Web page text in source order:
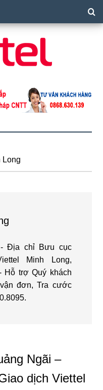
Long
- Địa chỉ Bưu cục
Minh Long,
Hỗ trợ Quý khách
đơn, Tra cước
Ngãi –
dịch Viettel